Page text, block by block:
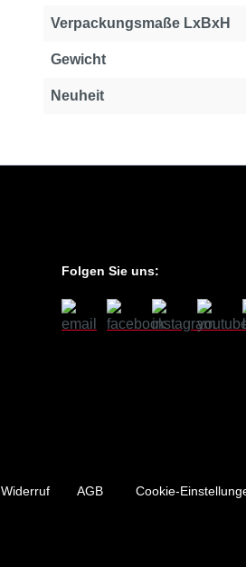
Verpackungsmaße LxBxH
Gewicht
Neuheit
Folgen Sie uns:
Widerruf AGB Cookie-